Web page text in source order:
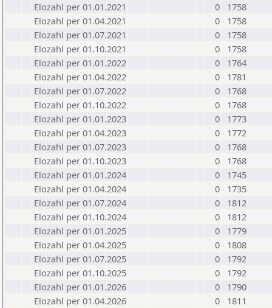
Elozahl per 01.01.2021
0
1758
Elozahl per 01.04.2021
0
1758
Elozahl per 01.07.2021
0
1758
Elozahl per 01.10.2021
0
1758
Elozahl per 01.01.2022
0
1764
Elozahl per 01.04.2022
0
1781
Elozahl per 01.07.2022
0
1768
Elozahl per 01.10.2022
0
1768
Elozahl per 01.01.2023
0
1773
Elozahl per 01.04.2023
0
1772
Elozahl per 01.07.2023
0
1768
Elozahl per 01.10.2023
0
1768
Elozahl per 01.01.2024
0
1745
Elozahl per 01.04.2024
0
1735
Elozahl per 01.07.2024
0
1812
Elozahl per 01.10.2024
0
1812
Elozahl per 01.01.2025
0
1779
Elozahl per 01.04.2025
0
1808
Elozahl per 01.07.2025
0
1792
Elozahl per 01.10.2025
0
1792
Elozahl per 01.01.2026
0
1790
Elozahl per 01.04.2026
0
1811